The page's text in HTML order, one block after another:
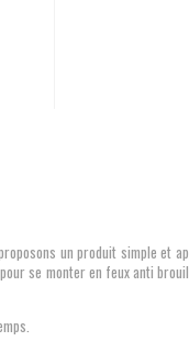
un produit simple et
se monter en feux anti